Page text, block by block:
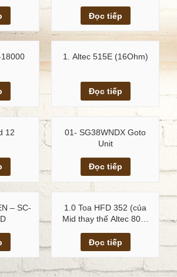
tiết Xem chi tiết
Đọc tiếp
tiết Xem chi tiết
1. Altec 515E (16Ohm)
Đọc tiếp
tiết
12
Xem chi tiết
01- SG38WNDX Goto
Unit
Đọc tiếp
tiết
– SC-
Xem chi tiết
1.0 Toa HFD 352 (của
Mid thay thế Altec 802-
Đọc tiếp